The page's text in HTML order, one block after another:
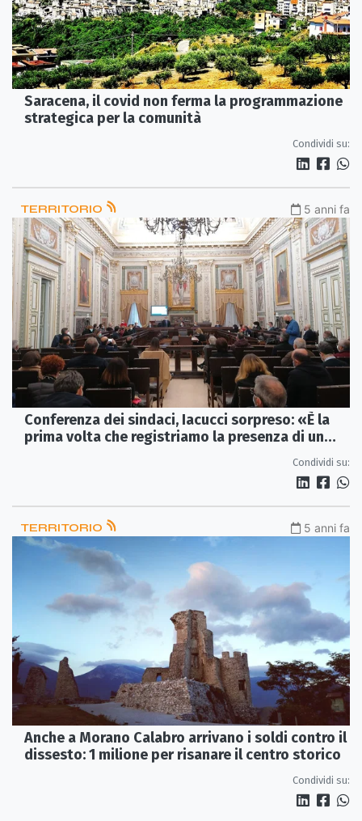
Saracena, il covid non ferma la programmazione
strategica per la comunità
Condividi su:
TERRITORIO 5 anni fa
Conferenza dei sindaci, Iacucci sorpreso: «È la
prima volta che registriamo la presenza di un
Condividi su:
TERRITORIO 5 anni fa
Anche a Morano Calabro arrivano i soldi contro il
dissesto: 1 milione per risanare il centro storico
Condividi su: